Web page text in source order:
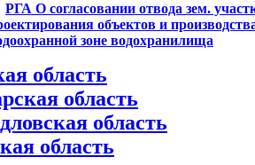
РГА О согласовании отвода зем.
объектов и
зоне водохранилища
область
область
область
область